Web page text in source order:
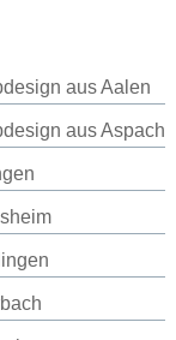
aus Aalen
aus Aspach